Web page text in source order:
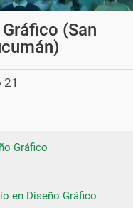
(San
21
Gráfico
en Diseño Gráfico